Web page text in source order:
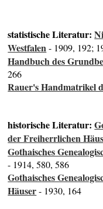
statistische Literatur:
Westfalen- 1909, 192;
Handbuch des
266
Rauer's Handmatrikel
historische Literatur:
der Freiherrlichen
Gothaisches
- 1914, 580, 586
Gothaisches
Häuser- 1930, 164